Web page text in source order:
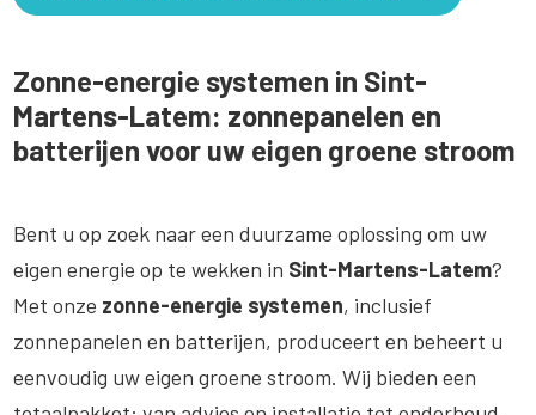
Zonne-energie systemen in Sint-
Martens-Latem: zonnepanelen en
batterijen voor uw eigen groene stroom
Bent u op zoek naar een duurzame oplossing om uw
eigen energie op te wekken in Sint-Martens-Latem?
Met onze zonne-energie systemen, inclusief
zonnepanelen en batterijen, produceert en beheert u
eenvoudig uw eigen groene stroom. Wij bieden een